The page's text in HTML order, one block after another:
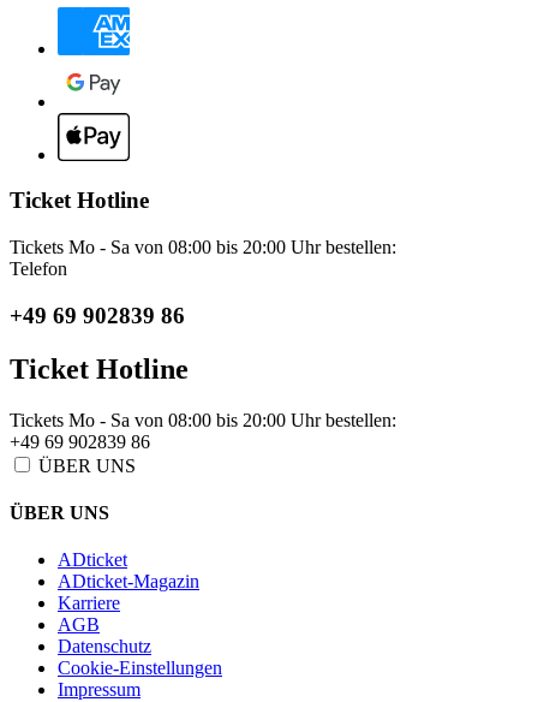
Ticket Hotline
Tickets Mo - Sa von 08:00 bis 20:00 Uhr bestellen:
Telefon
+49 69 902839 86
Ticket Hotline
Tickets Mo - Sa von 08:00 bis 20:00 Uhr bestellen:
+49 69 902839 86
ÜBER UNS
ÜBER UNS
ADticket
ADticket-Magazin
Karriere
AGB
Datenschutz
Cookie-Einstellungen
Impressum